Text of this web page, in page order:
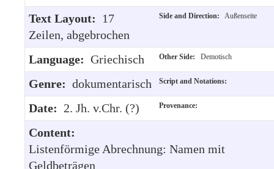
Text Layout: 17
Zeilen, abgebrochen
Side and Direction: Außenseite
Language: Griechisch Other Side: Demotisch
Genre: dokumentarisch Script and Notations:
Date: 2. Jh. v.Chr. (?) Provenance:
Content:
Listenförmige Abrechnung: Namen mit
Geldbeträgen